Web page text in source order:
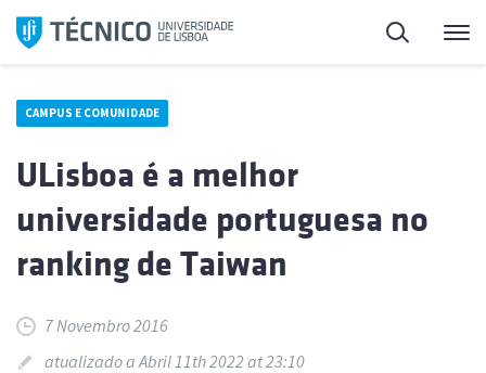
Saltar
para
Pesquisa
CAMPUS E COMUNIDADE
ULisboa é a melhor
universidade portuguesa no
ranking de Taiwan
7 Novembro 2016
atualizado a Abril 11th 2022 at 23:10